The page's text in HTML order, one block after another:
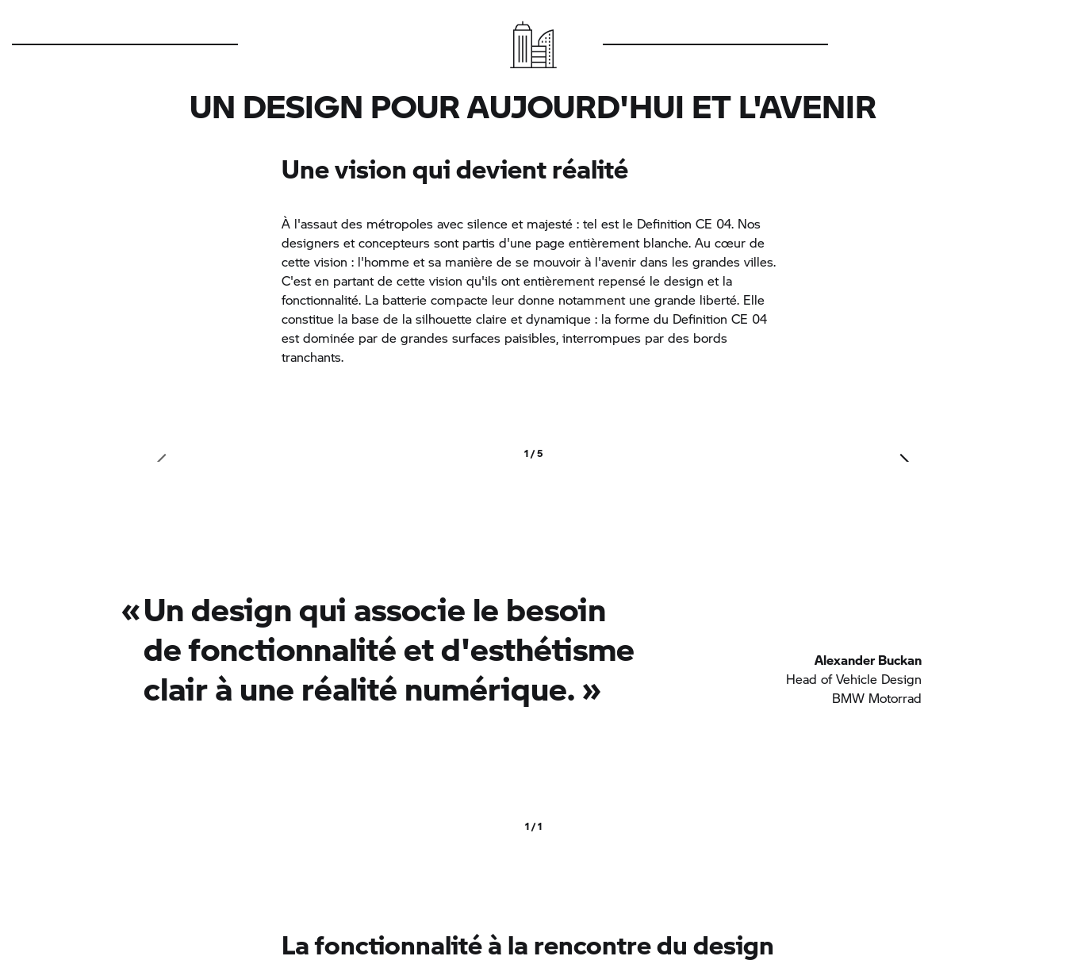
UN DESIGN POUR AUJOURD'HUI ET L'AVENIR
Une vision qui devient réalité
À l'assaut des métropoles avec silence et majesté : tel est le Definition CE 04. Nos
designers et concepteurs sont partis d'une page entièrement blanche. Au cœur de
cette vision : l'homme et sa manière de se mouvoir à l'avenir dans les grandes villes.
C'est en partant de cette vision qu'ils ont entièrement repensé le design et la
fonctionnalité. La batterie compacte leur donne notamment une grande liberté. Elle
constitue la base de la silhouette claire et dynamique : la forme du Definition CE 04
est dominée par de grandes surfaces paisibles, interrompues par des bords
tranchants.
1 / 5
«Un design qui associe le besoin
de fonctionnalité et d'esthétisme
clair à une réalité numérique.»
Alexander Buckan
Head of Vehicle Design
BMW Motorrad
1 / 1
La fonctionnalité à la rencontre du design